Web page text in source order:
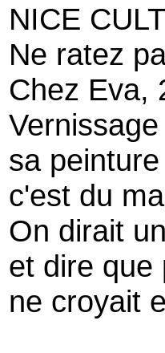
NICE
Ne ratez
Chez Eva,
sa peinture
c'est du
On dirait
et dire que
ne croyait